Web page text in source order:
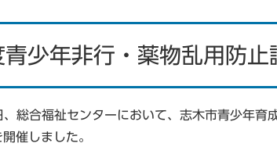
少年非行・薬物乱用防止
総合福祉センターにおいて、志木市青少年育
催しました。